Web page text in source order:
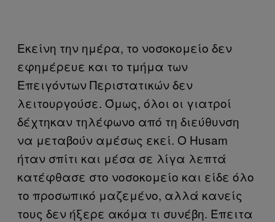
Εκείνη την ημέρα, το νοσοκομείο δεν
εφημέρευε και το τμήμα των
Επειγόντων Περιστατικών δεν
λειτουργούσε. Όμως, όλοι οι γιατροί
δέχτηκαν τηλέφωνο από τη διεύθυνση
να μεταβούν αμέσως εκεί. Ο Husam
ήταν σπίτι και μέσα σε λίγα λεπτά
κατέφθασε στο νοσοκομείο και είδε όλο
το προσωπικό μαζεμένο, αλλά κανείς
τους δεν ήξερε ακόμα τι συνέβη. Έπειτα